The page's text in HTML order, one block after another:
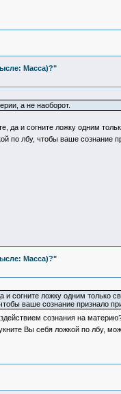
Масса)?"
а не наоборот.
да и согните ложку одним
по лбу, чтобы ваше сознание
Масса)?"
ложку одним только
ваше сознание признало
сознания на
Вы себя ложкой по лбу,